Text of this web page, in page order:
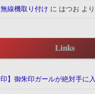
線機取り付け に はつお より
Links
】御朱印ガールが絶対手に